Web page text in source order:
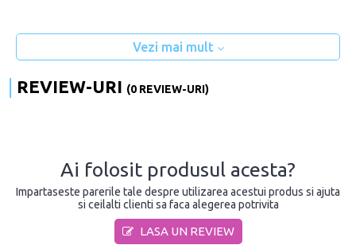
Vezi mai mult
REVIEW-URI (0 REVIEW-URI)
Ai folosit produsul acesta?
Impartaseste parerile tale despre utilizarea acestui produs si ajuta
si ceilalti clienti sa faca alegerea potrivita
LASA UN REVIEW